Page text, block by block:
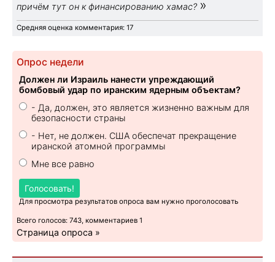
причём тут он к финансированию хамас? »
Средняя оценка комментария: 17
Опрос недели
Должен ли Израиль нанести упреждающий
бомбовый удар по иранским ядерным объектам?
- Да, должен, это является жизненно важным для
безопасности страны
- Нет, не должен. США обеспечат прекращение
иранской атомной программы
Мне все равно
Голосовать!
Для просмотра результатов опроса вам нужно проголосовать
Всего голосов: 743, комментариев 1
Страница опроса »